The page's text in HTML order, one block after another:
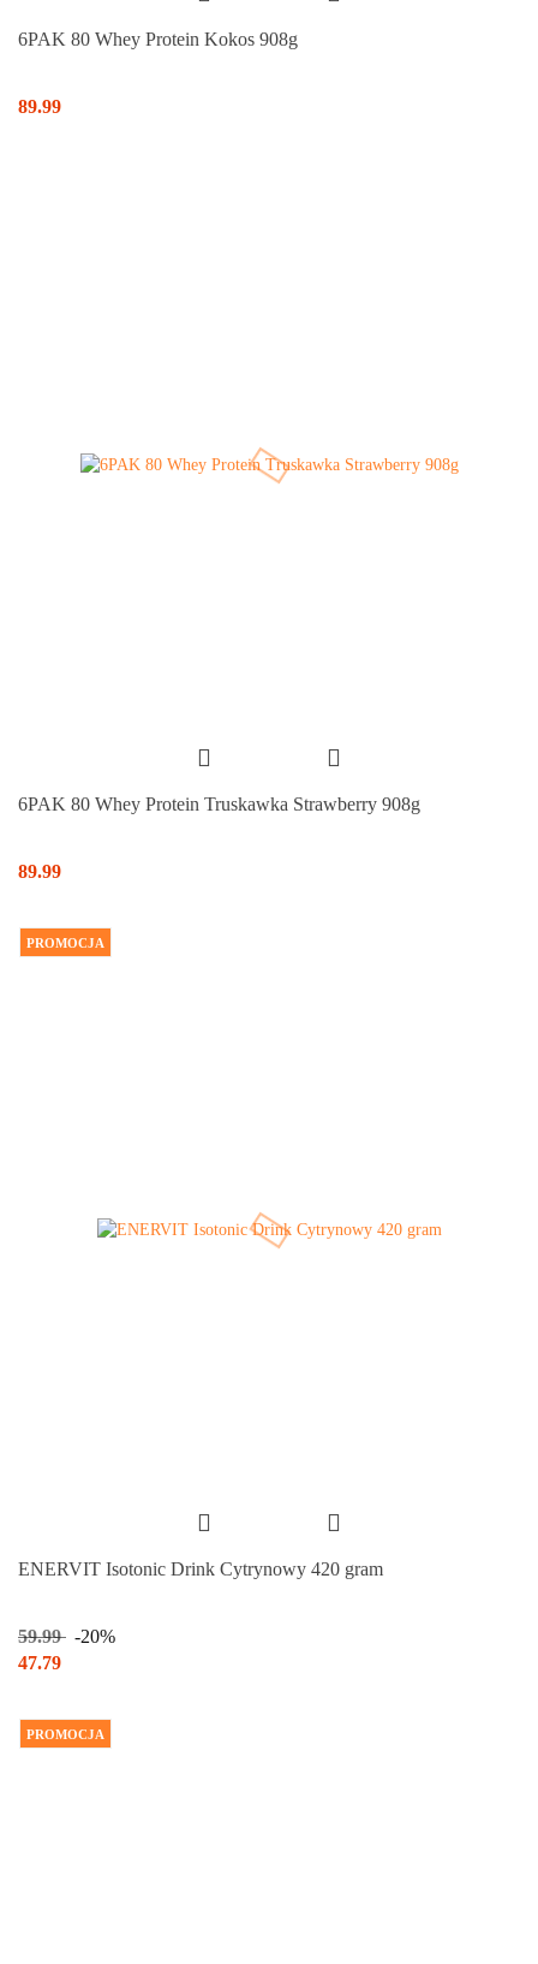
6PAK 80 Whey Protein Kokos 908g
89.99
6PAK 80 Whey Protein Truskawka Strawberry 908g
89.99
PROMOCJA
ENERVIT Isotonic Drink Cytrynowy 420 gram
59.99
-20%
47.79
PROMOCJA